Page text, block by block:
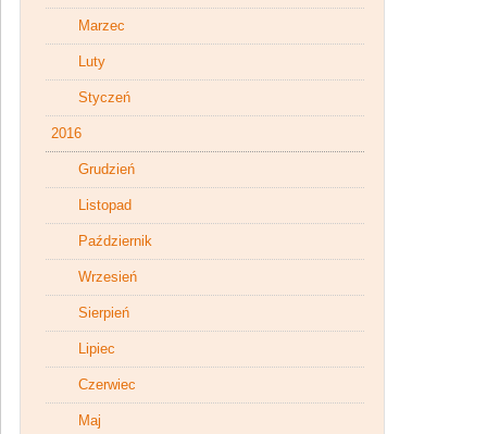
Marzec
Luty
Styczeń
2016
Grudzień
Listopad
Październik
Wrzesień
Sierpień
Lipiec
Czerwiec
Maj